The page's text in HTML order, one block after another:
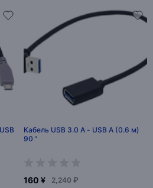
Кабель USB 3.0 A - USB A (0.6 м)
90 °
160 ¥ 2,240 ₽